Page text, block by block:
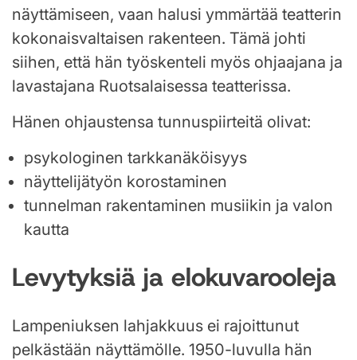
näyttämiseen, vaan halusi ymmärtää teatterin
kokonaisvaltaisen rakenteen. Tämä johti
siihen, että hän työskenteli myös ohjaajana ja
lavastajana Ruotsalaisessa teatterissa.
Hänen ohjaustensa tunnuspiirteitä olivat:
psykologinen tarkkanäköisyys
näyttelijätyön korostaminen
tunnelman rakentaminen musiikin ja valon
kautta
Levytyksiä ja elokuvarooleja
Lampeniuksen lahjakkuus ei rajoittunut
pelkästään näyttämölle. 1950-luvulla hän